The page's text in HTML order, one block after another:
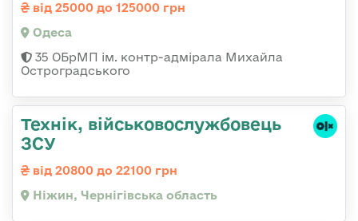
від 25000 до 125000 грн
Одеса
35 ОБрМП ім. контр-адмірала Михайла
Остроградського
Технік, військовослужбовець
ЗСУ
від 20800 до 22100 грн
Ніжин, Чернігівська область